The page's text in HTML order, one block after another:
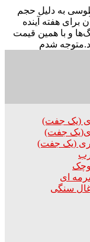
به دلیل حجم
هفته آینده
و با همین قیمت
متوجه شدم
ای
سنگی